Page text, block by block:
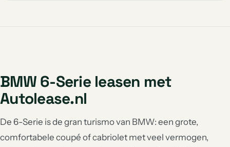
BMW 6-Serie leasen met
Autolease.nl
De 6-Serie is de gran turismo van BMW: een grote,
comfortabele coupé of cabriolet met veel vermogen,